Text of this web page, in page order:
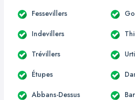
Fessevillers
Indevillers
Trévillers
Étupes
Abbans-Dessus